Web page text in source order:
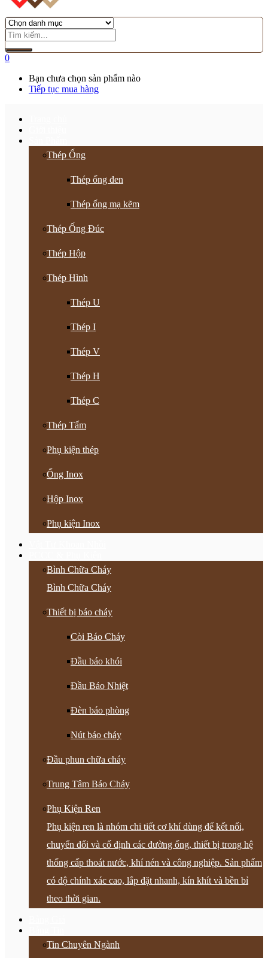
0
Bạn chưa chọn sản phẩm nào
Tiếp tục mua hàng
Thép Ống
Thép ống đen
Thép ống mạ kẽm
Thép Ống Đúc
Thép Hộp
Thép Hình
Thép U
Thép I
Thép V
Thép H
Thép C
Thép Tấm
Phụ kiện thép
Ống Inox
Hộp Inox
Phụ kiện Inox
Bình Chữa Cháy
Bình Chữa Cháy
Thiết bị báo cháy
Còi Báo Cháy
Đầu báo khói
Đầu Báo Nhiệt
Đèn báo phòng
Nút báo cháy
Đầu phun chữa cháy
Trung Tâm Báo Cháy
Phụ Kiện Ren
Phụ kiện ren là nhóm chi tiết cơ khí dùng để kết nối,
chuyển đổi và cố định các đường ống, thiết bị trong hệ
thống cấp thoát nước, khí nén và công nghiệp. Sản phẩm
có độ chính xác cao, lắp đặt nhanh, kín khít và bền bỉ
theo thời gian.
Tin Chuyên Ngành